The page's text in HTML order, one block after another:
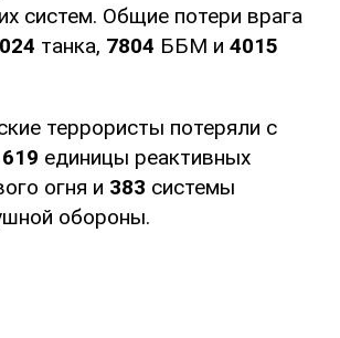
систем. Общие потери врага
танка, 7804 ББМ и 4015
террористы потеряли с
619 единицы реактивных
огня и 383 системы
обороны.